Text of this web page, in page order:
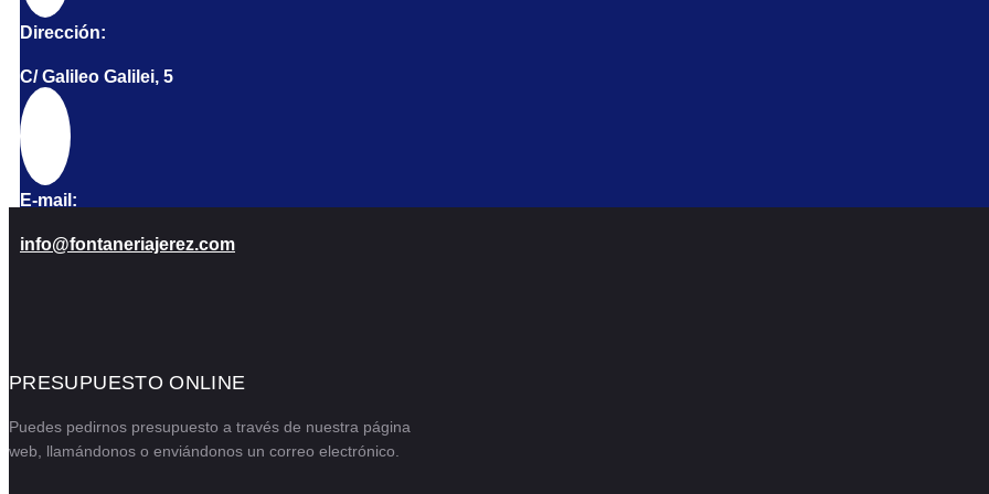
Dirección:
C/ Galileo Galilei, 5
E-mail:
info@fontaneriajerez.com
PRESUPUESTO ONLINE
Puedes pedirnos presupuesto a través de nuestra página
web, llamándonos o enviándonos un correo electrónico.